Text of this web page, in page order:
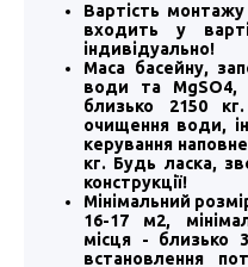
Вартість
входить у
індивідуально!
Маса басейну,
води та
близько 2150
очищення води,
керування
кг. Будь ласка,
конструкції!
Мінімальний
16-17 м2,
місця - близько
встановлення